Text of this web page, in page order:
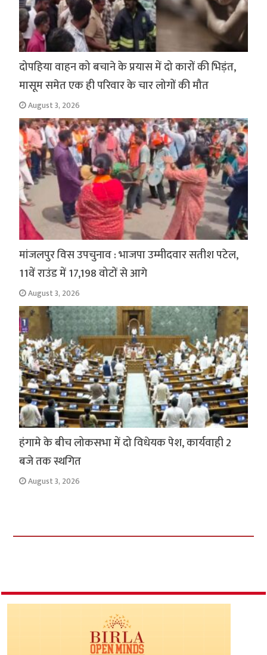
दोपहिया वाहन को बचाने के प्रयास में दो कारों की भिड़ंत,
मासूम समेत एक ही परिवार के चार लोगों की मौत
August 3, 2026
मांजलपुर विस उपचुनाव : भाजपा उम्मीदवार सतीश पटेल,
11वें राउंड में 17,198 वोटों से आगे
August 3, 2026
हंगामे के बीच लोकसभा में दो विधेयक पेश, कार्यवाही 2
बजे तक स्थगित
August 3, 2026